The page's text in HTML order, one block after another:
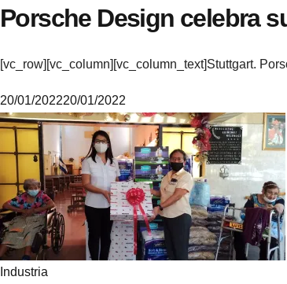
Porsche Design celebra
[vc_row][vc_column][vc_column_text]Stuttgart.
M
20/01/202220/01/2022
Industria